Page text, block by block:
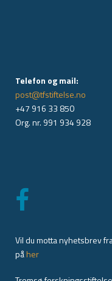
Telefon og mail:
post@tfstiftelse.no
+47 916 33 850
Org. nr. 991 934 928
Vil du motta nyhetsbrev
påher